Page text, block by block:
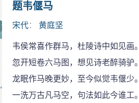
题韦偃马
宋代：黄庭坚
韦侯常喜作群马，杜陵诗中如见画。
忽开短卷六马图，想见诗老醉骑驴。
龙眠作马晚更妙，至今似觉韦偃少。
一洗万古凡马空，句法如此今谁工。